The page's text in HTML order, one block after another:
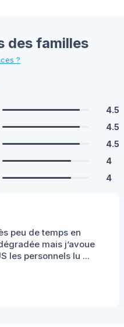
des familles
?
4.5
4.5
4.5
4
4
peu de temps en
mais j’avoue
les personnels lu ...